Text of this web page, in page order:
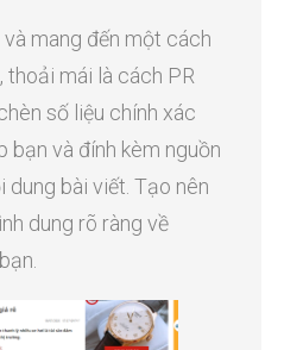
mang đến một cách
thoải mái là cách PR
số liệu chính xác
bạn và đính kèm nguồn
dung bài viết. Tạo nên
dung rõ ràng về